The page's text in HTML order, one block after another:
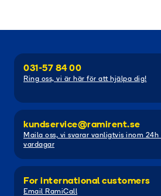
031-57 84 00
Ring oss, vi är här för att hjälpa dig!
kundservice@ramirent.se
Maila oss, vi svarar vanligtvis inom 24h
vardagar
For international customers
Email RamiCall